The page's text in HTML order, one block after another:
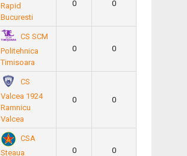
Rapid
Bucuresti
0 0
CS SCM
Politehnica
Timisoara
0 0
CS
Valcea 1924
Ramnicu
Valcea
0 0
CSA
Steaua
0 0